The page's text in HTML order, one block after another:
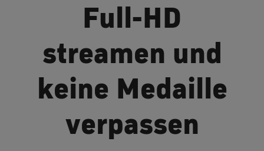
Full-HD
streamen und
keine Medaille
verpassen